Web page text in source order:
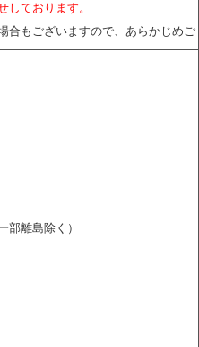
しております。
合もございますので、あらかじめご
一部離島除く）